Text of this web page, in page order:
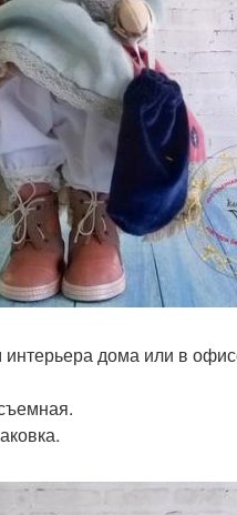
дома или в